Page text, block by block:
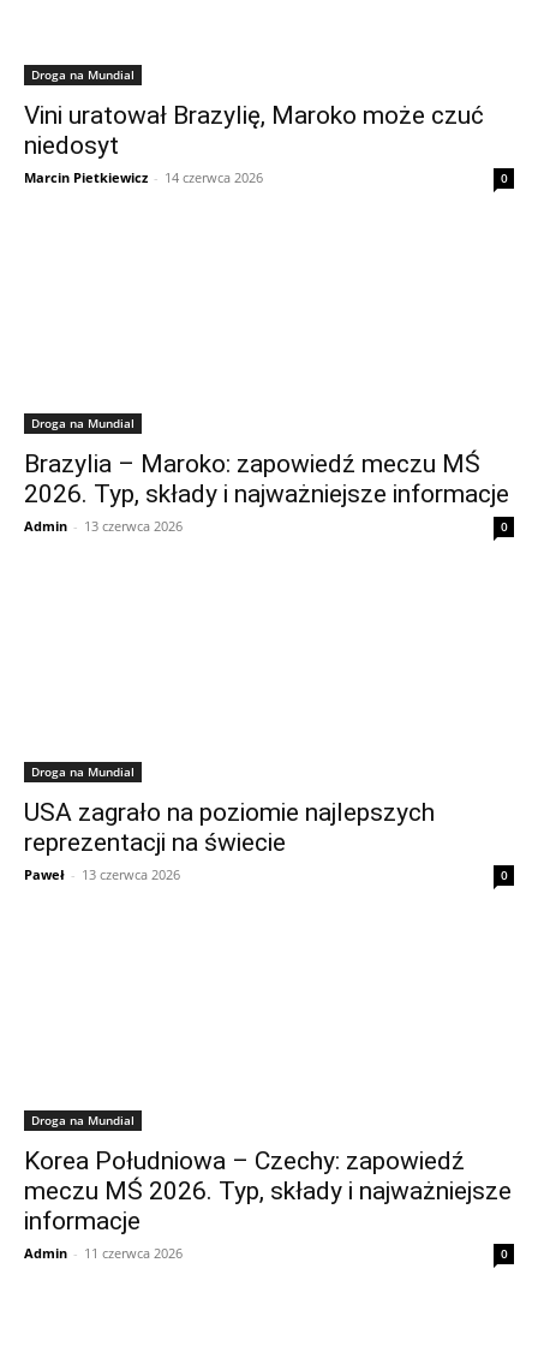
Droga na Mundial
Vini uratował Brazylię, Maroko może czuć
niedosyt
Marcin Pietkiewicz - 14 czerwca 2026 0
Droga na Mundial
Brazylia – Maroko: zapowiedź meczu MŚ
2026. Typ, składy i najważniejsze informacje
Admin - 13 czerwca 2026 0
Droga na Mundial
USA zagrało na poziomie najlepszych
reprezentacji na świecie
Paweł - 13 czerwca 2026 0
Droga na Mundial
Korea Południowa – Czechy: zapowiedź
meczu MŚ 2026. Typ, składy i najważniejsze
informacje
Admin - 11 czerwca 2026 0